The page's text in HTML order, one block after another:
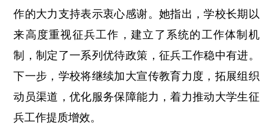
作的大力支持表示衷心感谢。她指出，学校长期以
来高度重视征兵工作，建立了系统的工作体制机
制，制定了一系列优待政策，征兵工作稳中有进。
下一步，学校将继续加大宣传教育力度，拓展组织
动员渠道，优化服务保障能力，着力推动大学生征
兵工作提质增效。